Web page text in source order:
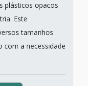
plásticos opacos
Este
tamanhos
com a necessidade